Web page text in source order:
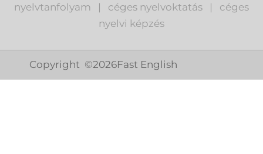
nyelvtanfolyam
| céges nyelvoktatás |
céges
nyelvi képzés
Copyright ©2026Fast English